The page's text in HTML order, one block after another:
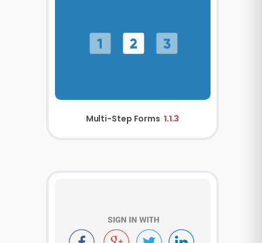
Multi-Step Forms 1.1.3